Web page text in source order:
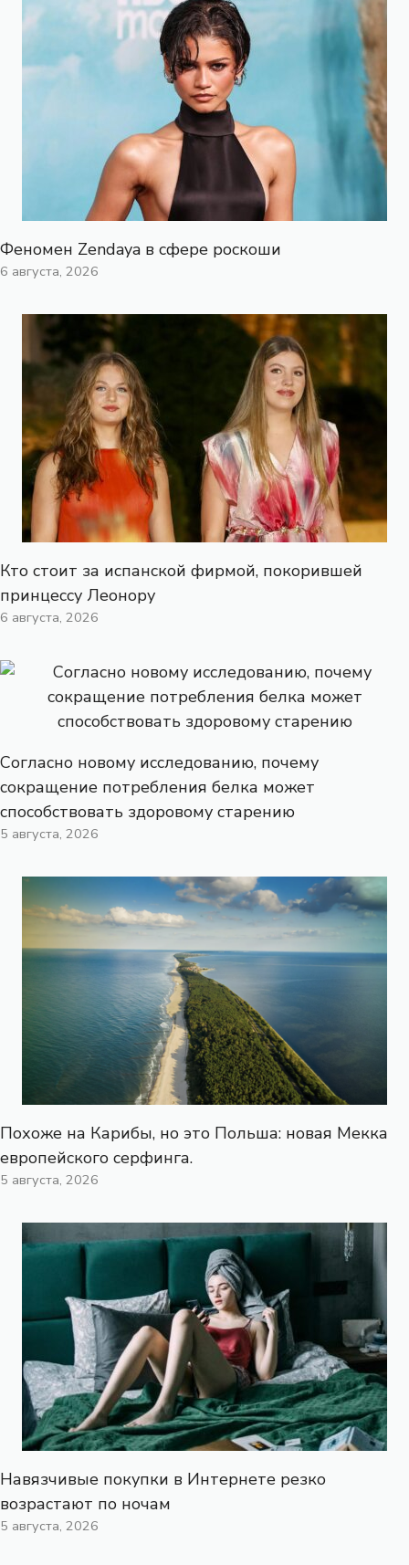
Феномен Zendaya в сфере роскоши
6 августа, 2026
Кто стоит за испанской фирмой, покорившей
принцессу Леонору
6 августа, 2026
Согласно новому исследованию, почему
сокращение потребления белка может
способствовать здоровому старению
5 августа, 2026
Похоже на Карибы, но это Польша: новая Мекка
европейского серфинга.
5 августа, 2026
Навязчивые покупки в Интернете резко
возрастают по ночам
5 августа, 2026